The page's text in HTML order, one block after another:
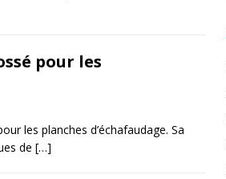
pour les
les planches d’échafaudage. Sa
de […]